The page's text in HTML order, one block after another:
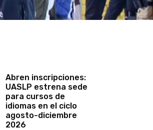
Abren inscripciones:
UASLP estrena sede
para cursos de
idiomas en el ciclo
agosto-diciembre
2026